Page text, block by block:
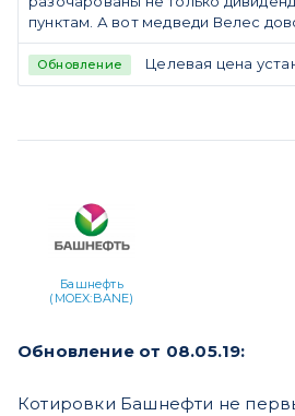
пунктам. А вот медведи Велес
Обновление Целевая цена
Башнефть
(MOEX:BANE)
Обновление от 08.05.19:
Котировки Башнефти не